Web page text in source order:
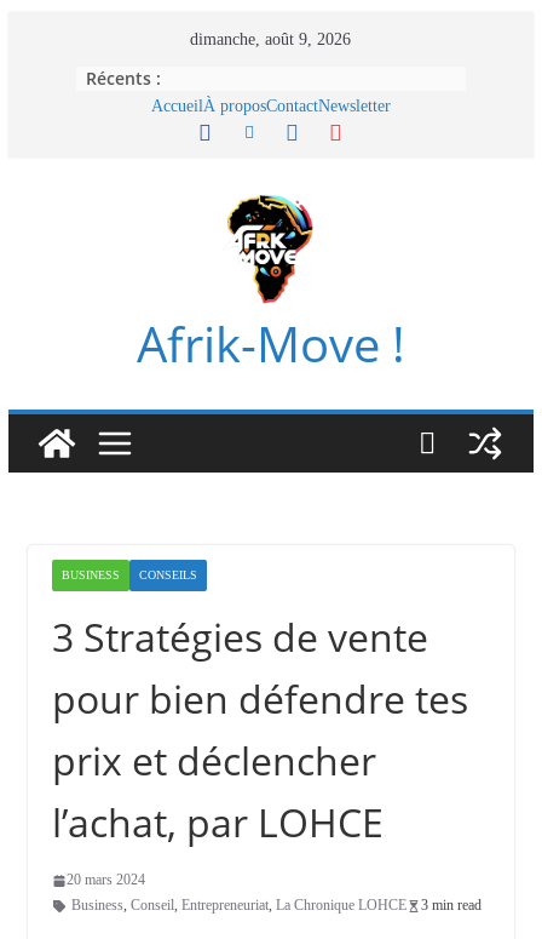
dimanche, août 9, 2026
Récents :
AccueilÀ proposContactNewsletter
Afrik-Move !
BUSINESS CONSEILS
3 Stratégies de vente
pour bien défendre tes
prix et déclencher
l’achat, par LOHCE
20 mars 2024
Business, Conseil, Entrepreneuriat, La Chronique LOHCE 3 min read